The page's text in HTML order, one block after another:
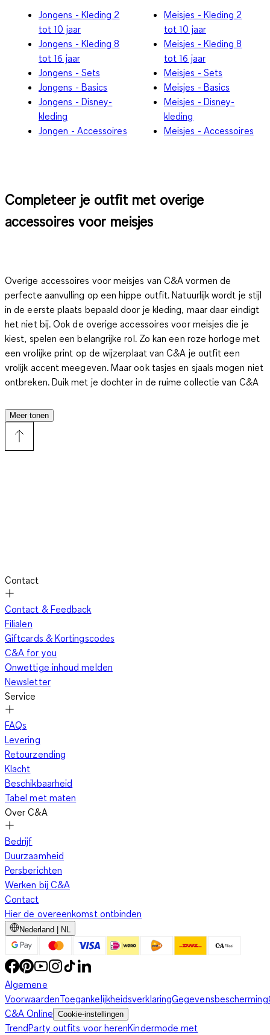
Jongens - Kleding 2
tot 10 jaar
Jongens - Kleding 8
tot 16 jaar
Jongens - Sets
Jongens - Basics
Jongens - Disney-
kleding
Jongen - Accessoires
Meisjes - Kleding 2
tot 10 jaar
Meisjes - Kleding 8
tot 16 jaar
Meisjes - Sets
Meisjes - Basics
Meisjes - Disney-
kleding
Meisjes - Accessoires
Completeer je outfit met overige
accessoires voor meisjes
Overige accessoires voor meisjes van C&A vormen de
perfecte aanvulling op een hippe outfit. Natuurlijk wordt je stijl
in de eerste plaats bepaald door je kleding, maar daar eindigt
het niet bij. Ook de overige accessoires voor meisjes die je
kiest, spelen een belangrijke rol. Zo kan een roze horloge met
een vrolijke print op de wijzerplaat van C&A je outfit een
vrolijk accent meegeven. Maar ook tasjes en sjaals mogen niet
ontbreken. Duik met je dochter in de ruime collectie van C&A
helemaal in de wolken zijn met haar nieuwe haarborstel of
horloge.
voortaan altijd hoe laat het is en ze ziet er bovendien uiterst
hip uit. C&A heeft tal van trendy horloges opgenomen in de
categorie overige accessoires voor meisjes. Je kunt kiezen uit
verschillende kleuren en modellen zodat je altijd een horloge
hebt dat zowel bij je kleding als je persoonlijkheid past.
Combineer het met een leuke armband in dezelfde stijl en je
dochter is klaar om naar een feestje te gaan.
Overige accessoires voor meisjes in een trendy jasje
Dat de overige accessoires voor meisjes even hedendaags
zijn als de rest van de collectie van C&A heb je al snel in de
gaten. Ook hier wordt duidelijk rekening gehouden met de
laatste trends. Daarnaast sluiten de overige accessoires voor
meisjes ook aan bij de broeken, truien, shirts en jurken die je in
de online shop kunt vinden. Zo kleed je jouw dochter van kop
tot teen in betaalbare, kwalitatieve en eigentijdse kleding. Of
je nu op zoek bent naar kleding voor een doordeweekse
schooldag of een jurk voor een speciale gelegenheid, bij C&A
vind je altijd het perfecte stuk. Vergeet niet om ook een kijkje
te nemen bij de schoenen en jasjes voor meisjes.
Meer tonen
Contact
Contact & Feedback
Filialen
Giftcards & Kortingscodes
C&A for you
Onwettige inhoud melden
Newsletter
Service
FAQs
Levering
Retourzending
Klacht
Beschikbaarheid
Tabel met maten
Over C&A
Bedrijf
Duurzaamheid
Persberichten
Werken bij C&A
Contact
Hier de overeenkomst ontbinden
Nederland | NL
Algemene
VoorwaardenToegankelijkheidsverklaringGegevensbescherming
C&A Online Cookie-instellingen
TrendParty outfits voor herenKindermode met